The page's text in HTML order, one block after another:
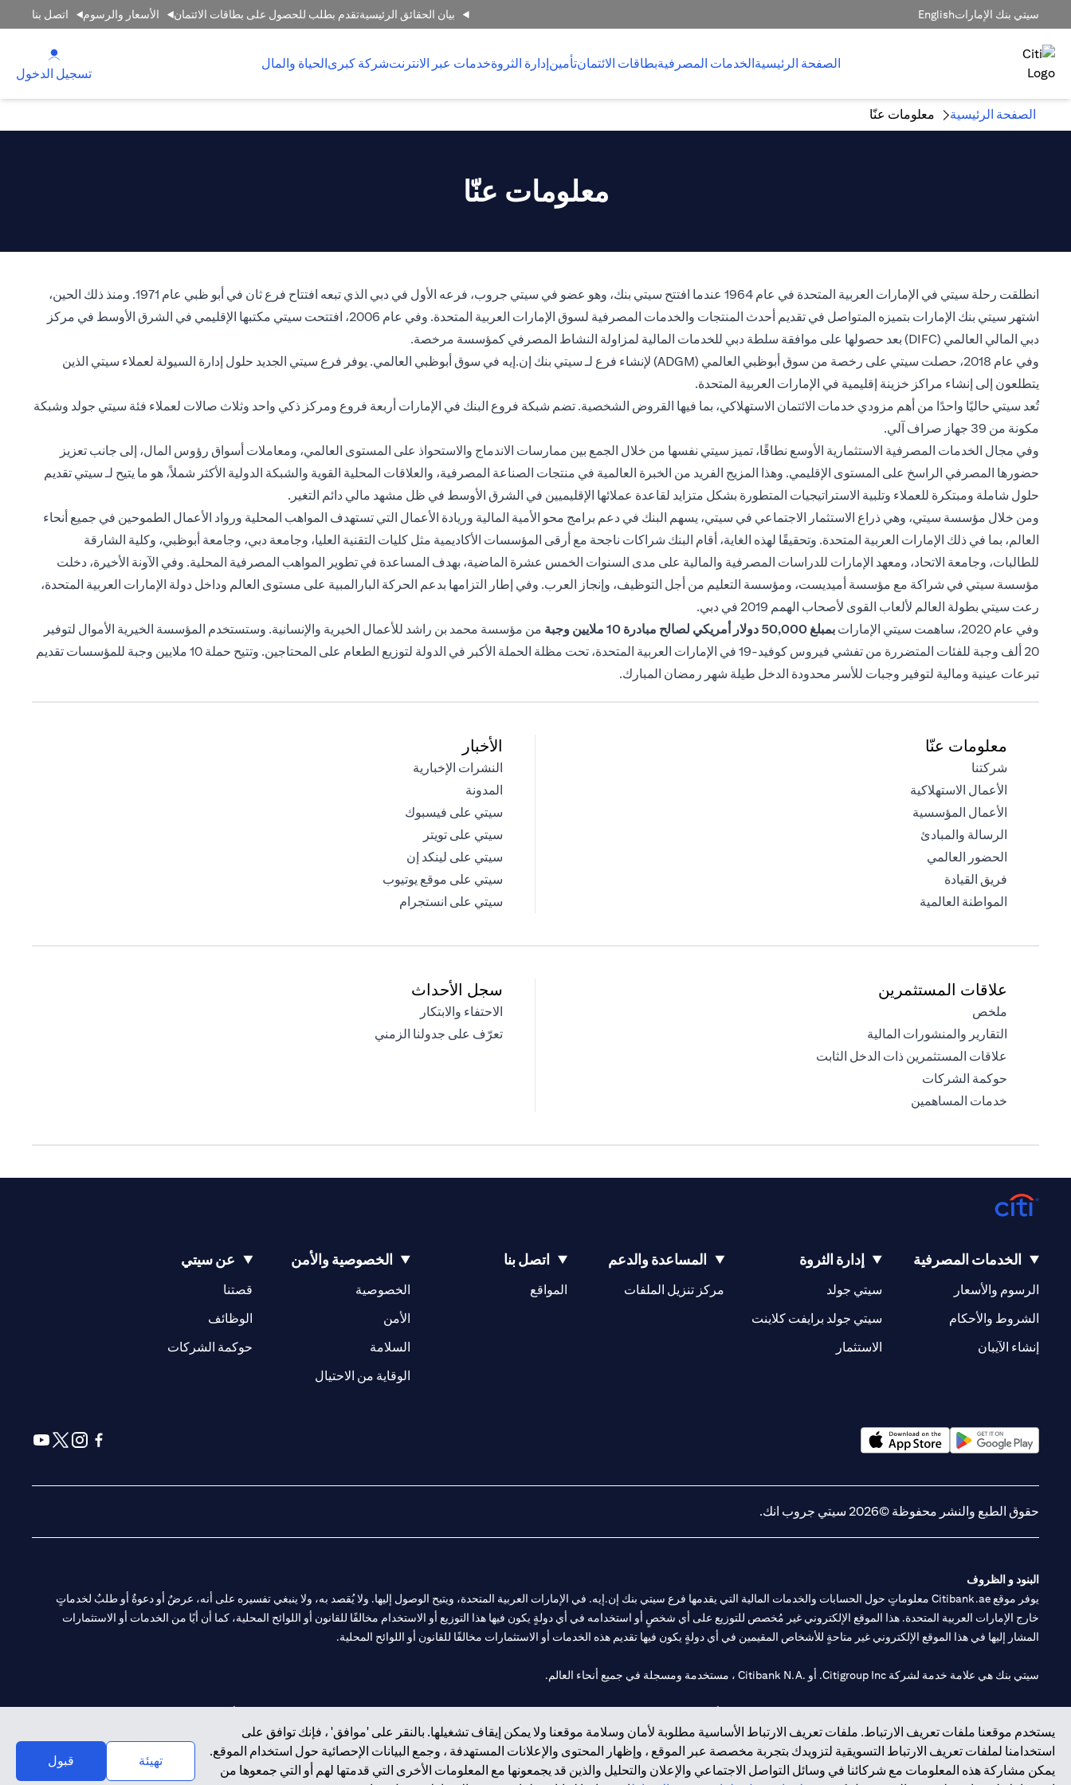
سيتي بنك الإماراتEnglish بيان الحقائق الرئيسيةتقدم بطلب للحصول على بطاقات الائتمان الأسعار والرسوم اتصل بنا
الصفحة الرئيسيةالخدمات المصرفيةبطاقات الائتمانتأمينإدارة الثروةخدمات عبر الانترنتشركة كبرىالحياة والمال
تسجيل الدخول
الصفحة الرئيسية معلومات عنّا
معلومات عنّا
انطلقت رحلة سيتي في الإمارات العربية المتحدة في عام 1964 عندما افتتح سيتي بنك، وهو عضو في سيتي جروب، فرعه الأول في دبي الذي تبعه افتتاح فرع ثان في أبو ظبي عام 1971. ومنذ ذلك الحين،
اشتهر سيتي بنك الإمارات بتميزه المتواصل في تقديم أحدث المنتجات والخدمات المصرفية لسوق الإمارات العربية المتحدة. وفي عام 2006، افتتحت سيتي مكتبها الإقليمي في الشرق الأوسط في مركز
دبي المالي العالمي (DIFC) بعد حصولها على موافقة سلطة دبي للخدمات المالية لمزاولة النشاط المصرفي كمؤسسة مرخصة.
وفي عام 2018، حصلت سيتي على رخصة من سوق أبوظبي العالمي (ADGM) لإنشاء فرع لـ سيتي بنك إن.إيه في سوق أبوظبي العالمي. يوفر فرع سيتي الجديد حلول إدارة السيولة لعملاء سيتي الذين
يتطلعون إلى إنشاء مراكز خزينة إقليمية في الإمارات العربية المتحدة.
تُعد سيتي حاليًا واحدًا من أهم مزودي خدمات الائتمان الاستهلاكي، بما فيها القروض الشخصية. تضم شبكة فروع البنك في الإمارات أربعة فروع ومركز ذكي واحد وثلاث صالات لعملاء فئة سيتي جولد وشبكة
مكونة من 39 جهاز صراف آلي.
وفي مجال الخدمات المصرفية الاستثمارية الأوسع نطاقًا، تميز سيتي نفسها من خلال الجمع بين ممارسات الاندماج والاستحواذ على المستوى العالمي، ومعاملات أسواق رؤوس المال، إلى جانب تعزيز
حضورها المصرفي الراسخ على المستوى الإقليمي. وهذا المزيج الفريد من الخبرة العالمية في منتجات الصناعة المصرفية، والعلاقات المحلية القوية والشبكة الدولية الأكثر شملاً، هو ما يتيح لـ سيتي تقديم
حلول شاملة ومبتكرة للعملاء وتلبية الاستراتيجيات المتطورة بشكل متزايد لقاعدة عملائها الإقليميين في الشرق الأوسط في ظل مشهد مالي دائم التغير.
ومن خلال مؤسسة سيتي، وهي ذراع الاستثمار الاجتماعي في سيتي، يسهم البنك في دعم برامج محو الأمية المالية وريادة الأعمال التي تستهدف المواهب المحلية ورواد الأعمال الطموحين في جميع أنحاء
العالم، بما في ذلك الإمارات العربية المتحدة. وتحقيقًا لهذه الغاية، أقام البنك شراكات ناجحة مع أرقى المؤسسات الأكاديمية مثل كليات التقنية العليا، وجامعة دبي، وجامعة أبوظبي، وكلية الشارقة
للطالبات، وجامعة الاتحاد، ومعهد الإمارات للدراسات المصرفية والمالية على مدى السنوات الخمس عشرة الماضية، بهدف المساعدة في تطوير المواهب المصرفية المحلية. وفي الآونة الأخيرة، دخلت
مؤسسة سيتي في شراكة مع مؤسسة أميديست، ومؤسسة التعليم من أجل التوظيف، وإنجاز العرب. وفي إطار التزامها بدعم الحركة البارالمبية على مستوى العالم وداخل دولة الإمارات العربية المتحدة،
رعت سيتي بطولة العالم لألعاب القوى لأصحاب الهمم 2019 في دبي.
وفي عام 2020، ساهمت سيتي الإمارات
بمبلغ 50,000 دولار أمريكي لصالح مبادرة 10 ملايين وجبة
من مؤسسة محمد بن راشد للأعمال الخيرية والإنسانية. وستستخدم المؤسسة الخيرية الأموال لتوفير
20 ألف وجبة للفئات المتضررة من تفشي فيروس كوفيد-19 في الإمارات العربية المتحدة، تحت مظلة الحملة الأكبر في الدولة لتوزيع الطعام على المحتاجين. وتتيح حملة 10 ملايين وجبة للمؤسسات تقديم
تبرعات عينية ومالية لتوفير وجبات للأسر محدودة الدخل طيلة شهر رمضان المبارك.
معلومات عنّا
شركتنا
الأعمال الاستهلاكية
الأعمال المؤسسية
الرسالة والمبادئ
الحضور العالمي
فريق القيادة
المواطنة العالمية
الأخبار
النشرات الإخبارية
المدونة
سيتي على فيسبوك
سيتي على تويتر
سيتي على لينكد إن
سيتي على موقع يوتيوب
سيتي على انستجرام
علاقات المستثمرين
ملخص
التقارير والمنشورات المالية
علاقات المستثمرين ذات الدخل الثابت
حوكمة الشركات
خدمات المساهمين
سجل الأحداث
الاحتفاء والابتكار
تعرّف على جدولنا الزمني
يستخدم موقعنا ملفات تعريف الارتباط. ملفات تعريف الارتباط الأساسية مطلوبة لأمان وسلامة موقعنا ولا يمكن إيقاف تشغيلها. بالنقر على 'موافق' ، فإنك توافق على
استخدامنا لملفات تعريف الارتباط التسويقية لتزويدك بتجربة مخصصة عبر الموقع ، وإظهار المحتوى والإعلانات المستهدفة ، وجمع البيانات الإحصائية حول استخدام الموقع.
يمكن مشاركة هذه المعلومات مع شركائنا في وسائل التواصل الاجتماعي والإعلان والتحليل والذين قد يجمعونها مع المعلومات الأخرى التي قدمتها لهم أو التي جمعوها من
تهيئة قبول
الخدمات المصرفية
الرسوم والأسعار
الشروط والأحكام
إنشاء الآيبان
إدارة الثروة
سيتي جولد
سيتي جولد برايفت كلاينت
الاستثمار
المساعدة والدعم
مركز تنزيل الملفات
اتصل بنا
المواقع
(opens in a new tab)
الخصوصية والأمن
الخصوصية
الأمن
السلامة
الوقاية من الاحتيال
عن سيتي
قصتنا
(opens in a new tab)
الوظائف
(opens in a new tab)
حوكمة الشركات
(opens in a new tab)
حقوق الطبع والنشر محفوظة ©2026 سيتي جروب انك.
البنود و الظروف
يوفر موقع Citibank.ae معلوماتٍ حول الحسابات والخدمات المالية التي يقدمها فرع سيتي بنك إن.إيه. في الإمارات العربية المتحدة، ويتيح الوصول إليها. ولا يُقصد به، ولا ينبغي تفسيره على أنه، عرضٌ أو دعوةٌ أو طلبٌ لخدماتٍ
خارج الإمارات العربية المتحدة. هذا الموقع الإلكتروني غير مُخصص للتوزيع على أي شخصٍ أو استخدامه في أي دولةٍ يكون فيها هذا التوزيع أو الاستخدام مخالفًا للقانون أو اللوائح المحلية، كما أن أيًا من الخدمات أو الاستثمارات
المشار إليها في هذا الموقع الإلكتروني غير متاحةٍ للأشخاص المقيمين في أي دولةٍ يكون فيها تقديم هذه الخدمات أو الاستثمارات مخالفًا للقانون أو اللوائح المحلية.
سيتي بنك هي علامة خدمة لشركة Citigroup Inc. أو .Citibank N.A ، مستخدمة ومسجلة في جميع أنحاء العالم.
فرع سيتي بنك إن إيه - الإمارات العربية المتحدة مرخص من مصرف الإمارات العربية المتحدة المركزي كفرع لبنك أجنبي.
وسيط تداول في الأسواق الدولية بموجب ترخيص رقم 20200000198 ج) إدارة المحافظ بموجب ترخيص رقم 20200000240 د) الحفظ بموجب ترخيص رقم 602003.